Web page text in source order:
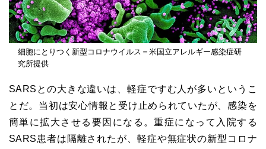
細胞にとりつく新型コロナウイルス＝米国立アレルギー感染症研
究所提供
SARS との大きな違いは、軽症ですむ人が多いというこ
とだ。当初は安心情報と受け止められていたが、感染を
簡単に拡大させる要因になる。重症になって入院する
SARS患者は隔離されたが、軽症や無症状の新型コロナ